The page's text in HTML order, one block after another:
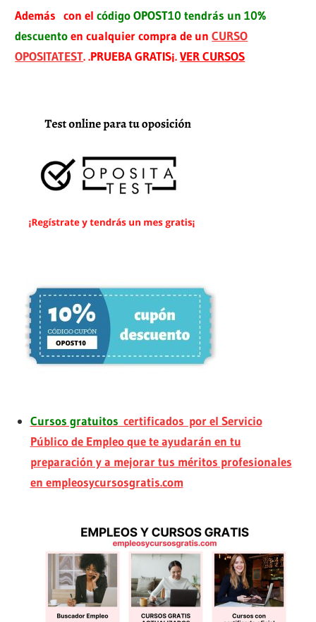
Además con elcódigo OPOST10 tendrás un 10%
descuentoen cualquier compra de unCURSO
OPOSITATEST. .PRUEBA GRATIS¡.VER CURSOS
Cursos gratuitos certificados por el Servicio
Público de Empleo que te ayudarán en tu
preparación y a mejorar tus méritos profesionales
en empleosycursosgratis.com